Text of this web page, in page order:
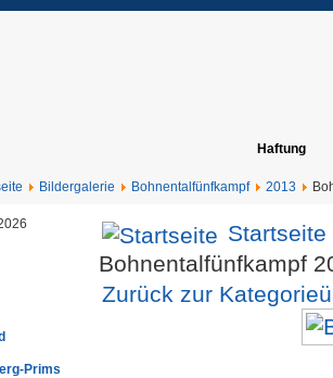
Haftung
Bildergalerie Bohnentalfünfkampf 2013
Prims
Startseite
Bohnentalfünfkampf
Zurück zur